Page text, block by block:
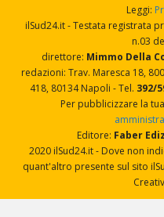
Leggi:
ilSud24.it - Testata registrata
n.03
direttore: Mimmo Della
redazioni: Trav. Maresca 18,
418, 80134 Napoli - Tel. 392/
Per pubblicizzare la
Editore: Faber
2020 ilSud24.it - Dove non
quant'altro presente sul sito